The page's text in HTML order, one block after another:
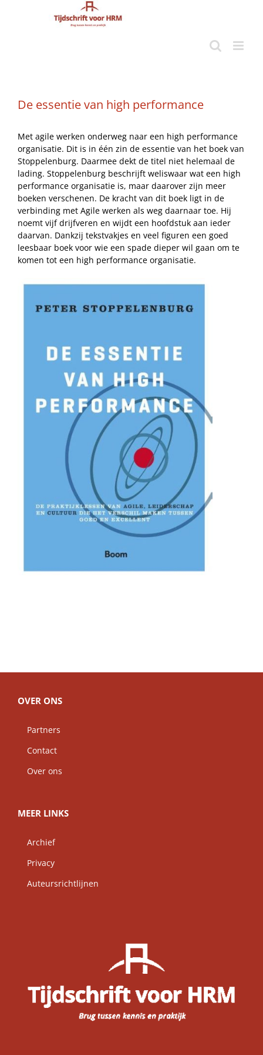
De essentie van high performance
Met agile werken onderweg naar een high performance
organisatie. Dit is in één zin de essentie van het boek van
Stoppelenburg. Daarmee dekt de titel niet helemaal de
lading. Stoppelenburg beschrijft weliswaar wat een high
performance organisatie is, maar daarover zijn meer
boeken verschenen. De kracht van dit boek ligt in de
verbinding met Agile werken als weg daarnaar toe. Hij
noemt vijf drijfveren en wijdt een hoofdstuk aan ieder
daarvan. Dankzij tekstvakjes en veel figuren een goed
leesbaar boek voor wie een spade dieper wil gaan om te
komen tot een high performance organisatie.
OVER ONS
Partners
Contact
Over ons
MEER LINKS
Archief
Privacy
Auteursrichtlijnen